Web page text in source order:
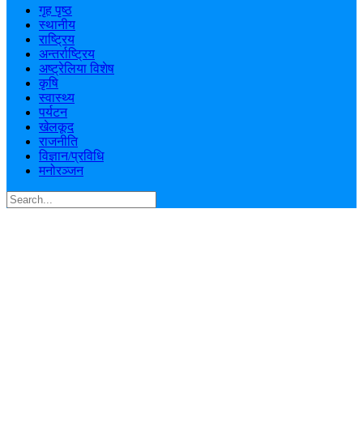
गृह पृष्ठ
स्थानीय
राष्ट्रिय
अन्तर्राष्ट्रिय
अष्ट्रेलिया विशेष
कृषि
स्वास्थ्य
पर्यटन
खेलकूद
राजनीति
विज्ञान/प्रविधि
मनोरञ्जन